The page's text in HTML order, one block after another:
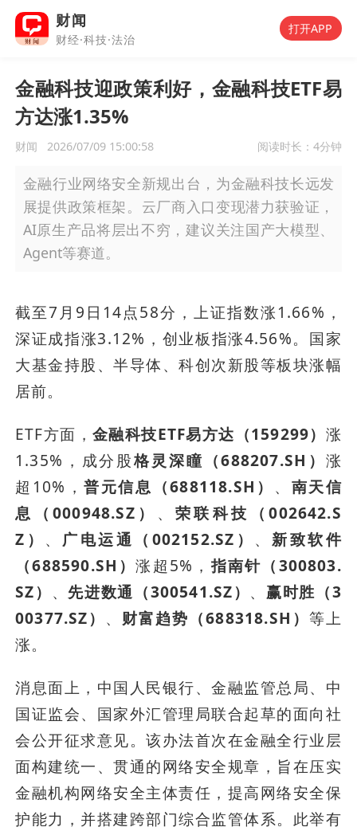
财闻
财经·科技·法治
打开APP
金融科技迎政策利好，金融科技ETF易
方达涨1.35%
财闻 2026/07/09 15:00:58 阅读时长： 4分钟
金融行业网络安全新规出台，为金融科技长远发
展提供政策框架。云厂商入口变现潜力获验证，
AI原生产品将层出不穷，建议关注国产大模型、
Agent等赛道。
截至7月9日14点58分，上证指数涨1.66%，
深证成指涨3.12%，创业板指涨4.56%。国家
大基金持股、半导体、科创次新股等板块涨幅
居前。
ETF方面，金融科技ETF易方达（159299） 涨
1.35%，成分股格灵深瞳（688207.SH） 涨
超10%，普元信息（688118.SH） 、 南天信
息（000948.SZ） 、 荣联科技（002642.S
Z） 、 广电运通（002152.SZ） 、新致软件
（688590.SH）涨超5%，指南针（300803.
SZ） 、 先进数通（300541.SZ） 、 赢时胜（3
00377.SZ） 、 财富趋势（688318.SH） 等上
涨。
消息面上，中国人民银行、金融监管总局、中
国证监会、国家外汇管理局联合起草的面向社
会公开征求意见。该办法首次在金融全行业层
面构建统一、贯通的网络安全规章，旨在压实
金融机构网络安全主体责任，提高网络安全保
护能力，并搭建跨部门综合监管体系。此举有